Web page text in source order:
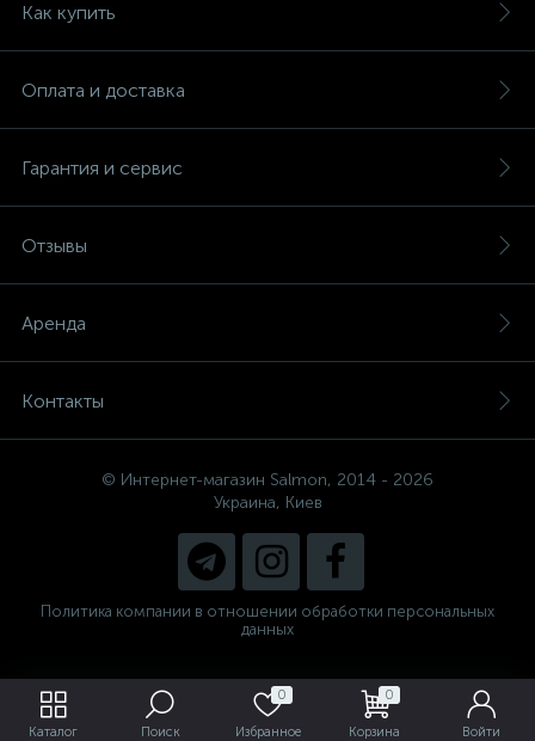
Каталог Поиск
0
Избранное
0
Корзина Войти
Как купить
Оплата и доставка
Гарантия и сервис
Отзывы
Аренда
Контакты
© Интернет-магазин Salmon, 2014 - 2026
Украина, Киев
Политика компании в отношении обработки персональных
данных